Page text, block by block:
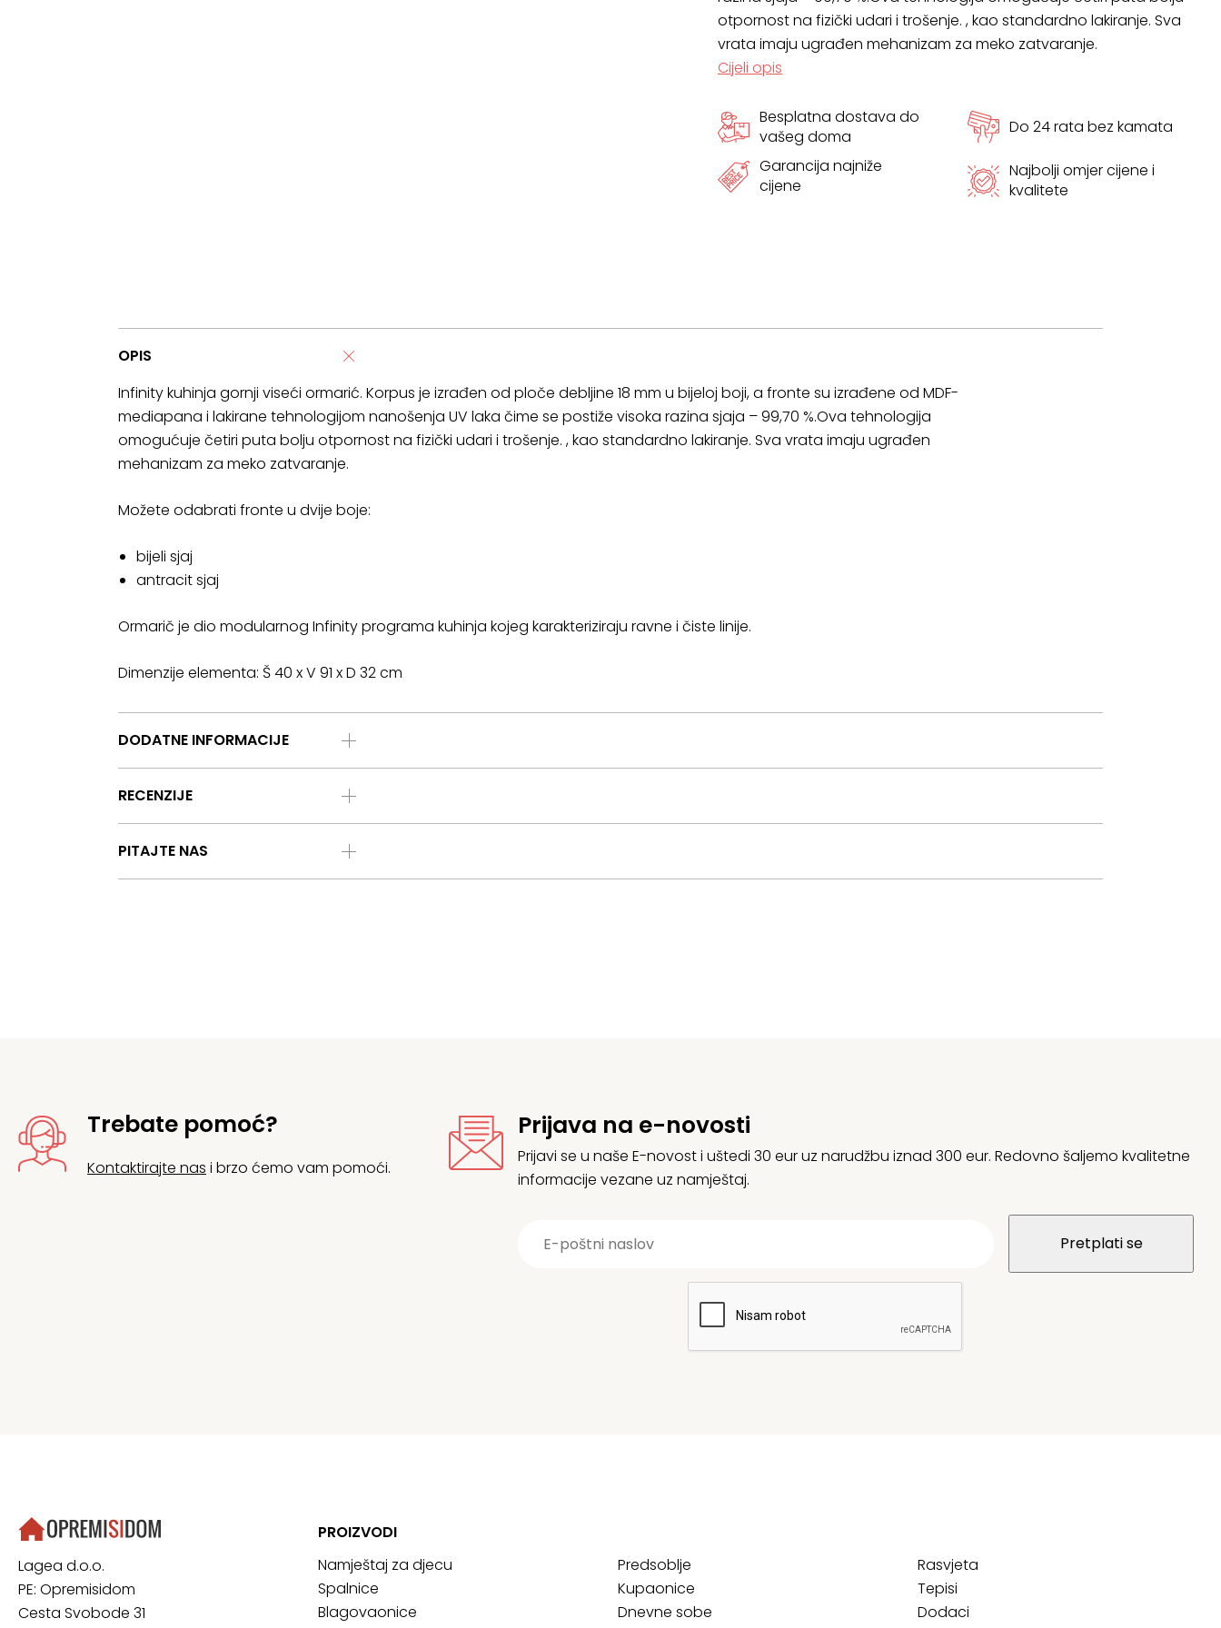
VIŠE
BOJA
otpornost na fizički udari i trošenje. , kao standardno lakiranje. Sva
vrata imaju ugrađen mehanizam za meko zatvaranje.
Cijeli opis
Besplatna dostava do
vašeg doma
Do 24 rata bez kamata
Garancija najniže
cijene
Najbolji omjer cijene i
kvalitete
OPIS
Infinity kuhinja gornji viseći ormarić. Korpus je izrađen od ploče debljine 18 mm u bijeloj boji, a fronte su izrađene od MDF-
mediapana i lakirane tehnologijom nanošenja UV laka čime se postiže visoka razina sjaja – 99,70 %.Ova tehnologija
omogućuje četiri puta bolju otpornost na fizički udari i trošenje. , kao standardno lakiranje. Sva vrata imaju ugrađen
mehanizam za meko zatvaranje.
Možete odabrati fronte u dvije boje:
bijeli sjaj
antracit sjaj
Ormarič je dio modularnog Infinity programa kuhinja kojeg karakteriziraju ravne i čiste linije.
Dimenzije elementa: Š 40 x V 91 x D 32 cm
DODATNE INFORMACIJE
RECENZIJE
PITAJTE NAS
Trebate pomoć?
Kontaktirajte nas i brzo ćemo vam pomoći.
Prijava na e-novosti
Prijavi se u naše E-novost i uštedi 30 eur uz narudžbu iznad 300 eur. Redovno šaljemo kvalitetne
informacije vezane uz namještaj.
Lagea d.o.o.
PE: Opremisidom
Cesta Svobode 31
PROIZVODI
Namještaj za djecu
Spalnice
Blagovaonice
Predsoblje
Kupaonice
Dnevne sobe
Rasvjeta
Tepisi
Dodaci